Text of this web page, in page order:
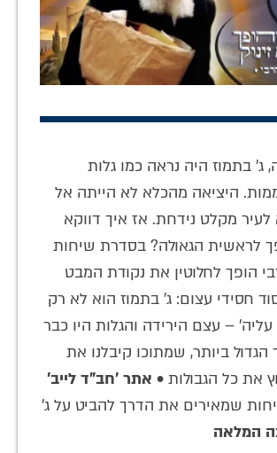
בתמוז היה נראה כמו גלות
היציאה מהכלא לא הייתה אל
מקלט נידחת. אז איך דווקא
לראשית הגאולה? בסדרת שיחות
הופך לחלוטין את נקודת המבט
חסידי עצום: ג' בתמוז הוא לא רק
עליה' – עצם הירידה והגלות היו כבר
ביותר, שמתוכו קיבלנו את
את כל הגבולות • אתר 'חב"ד לייב'
שמאירים את הדרך להביט על ג'
המלאה